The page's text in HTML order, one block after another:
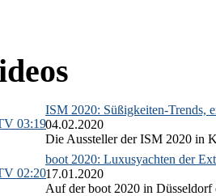
03:19
ISM 2020: Süßigkeiten-Trends,
04.02.2020
Die Aussteller der ISM 2020 in
02:20
boot 2020: Luxusyachten der
17.01.2020
Auf der boot 2020 in Düsseldorf